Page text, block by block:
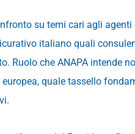
su temi cari agli
italiano quali
Ruolo che ANAPA intende
quale tassello